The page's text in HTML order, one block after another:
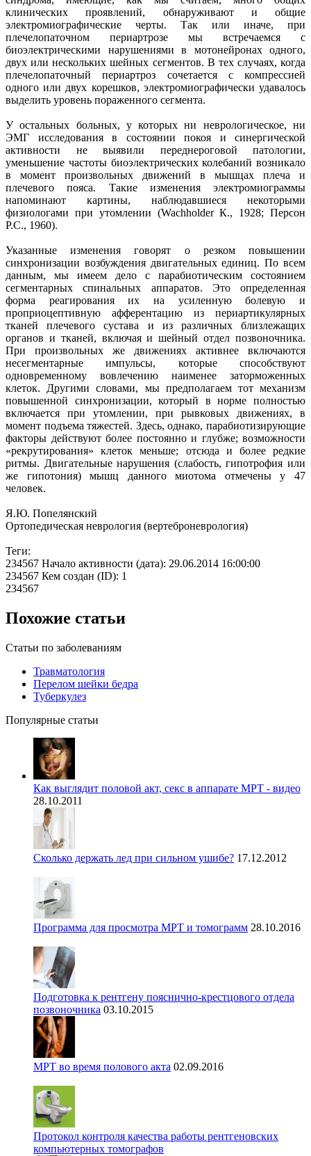
клинических проявлений, обнаруживают и общие
электромиографические черты. Так или иначе, при
плечелопаточном периартрозе мы встречаемся с
биоэлектрическими нарушениями в мотонейронах одного,
двух или нескольких шейных сегментов. В тех случаях, когда
плечелопаточный периартроз сочетается с компрессией
одного или двух корешков, электромиографически удавалось
выделить уровень пораженного сегмента.
У остальных больных, у которых ни неврологическое, ни
ЭМГ исследования в состоянии покоя и синергической
активности не выявили переднероговой патологии,
уменьшение частоты биоэлектрических колебаний возникало
в момент произвольных движений в мышцах плеча и
плечевого пояса. Такие изменения электромиограммы
напоминают картины, наблюдавшиеся некоторыми
физиологами при утомлении (Wachholder К., 1928; Персон
Р.С., 1960).
Указанные изменения говорят о резком повышении
синхронизации возбуждения двигательных единиц. По всем
данным, мы имеем дело с парабиотическим состоянием
сегментарных спинальных аппаратов. Это определенная
форма реагирования их на усиленную болевую и
проприоцептивную афферентацию из периартикулярных
тканей плечевого сустава и из различных близлежащих
органов и тканей, включая и шейный отдел позвоночника.
При произвольных же движениях активнее включаются
несегментарные импульсы, которые способствуют
одновременному вовлечению наименее заторможенных
клеток. Другими словами, мы предполагаем тот механизм
повышенной синхронизации, который в норме полностью
включается при утомлении, при рывковых движениях, в
момент подъема тяжестей. Здесь, однако, парабиотизирующие
факторы действуют более постоянно и глубже; возможности
«рекрутирования» клеток меньше; отсюда и более редкие
ритмы. Двигательные нарушения (слабость, гипотрофия или
же гипотония) мышц данного миотома отмечены у 47
человек.
Я.Ю. Попелянский
Ортопедическая неврология (вертеброневрология)
Теги:
234567 Начало активности (дата): 29.06.2014 16:00:00
234567 Кем создан (ID): 1
234567
Похожие статьи
Статьи по заболеваниям
Травматология
Перелом шейки бедра
Туберкулез
Популярные статьи
Как выглядит половой акт, секс в аппарате МРТ - видео
28.10.2011
Сколько держать лед при сильном ушибе? 17.12.2012
Программа для просмотра МРТ и томограмм 28.10.2016
Подготовка к рентгену пояснично-крестцового отдела
позвоночника 03.10.2015
МРТ во время полового акта 02.09.2016
Протокол контроля качества работы рентгеновских
компьютерных томографов